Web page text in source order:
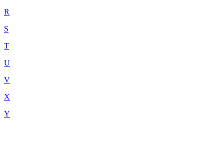
R
S
T
U
V
X
Y